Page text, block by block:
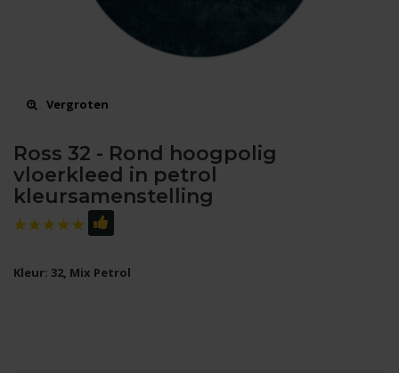
Vergroten
Ross 32 - Rond hoogpolig
vloerkleed in petrol
kleursamenstelling
Kleur: 32, Mix Petrol